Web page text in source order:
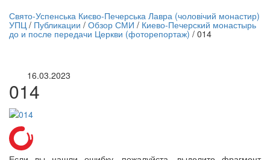
трансляция | 12 сентября
трансляции
Свято-Успенська Києво-Печерська Лавра (чоловічий монастир)
УПЦ / Публикации / Обзор СМИ / Киево-Печерский монастырь
до и после передачи Церкви (фоторепортаж) / 014
16.03.2023
014